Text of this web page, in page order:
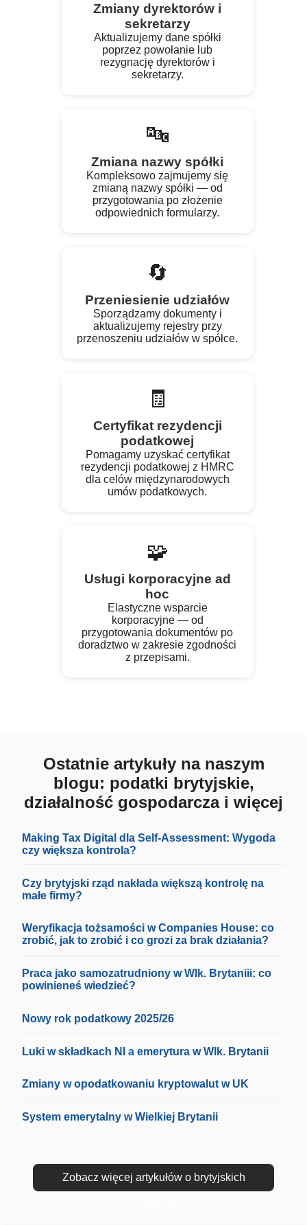
Zmiany dyrektorów i
sekretarzy
Aktualizujemy dane spółki
poprzez powołanie lub
rezygnację dyrektorów i
sekretarzy.
🔤
Zmiana nazwy spółki
Kompleksowo zajmujemy się
zmianą nazwy spółki — od
przygotowania po złożenie
odpowiednich formularzy.
🔄
Przeniesienie udziałów
Sporządzamy dokumenty i
aktualizujemy rejestry przy
przenoszeniu udziałów w spółce.
🧾
Certyfikat rezydencji
podatkowej
Pomagamy uzyskać certyfikat
rezydencji podatkowej z HMRC
dla celów międzynarodowych
umów podatkowych.
🧩
Usługi korporacyjne ad
hoc
Elastyczne wsparcie
korporacyjne — od
przygotowania dokumentów po
doradztwo w zakresie zgodności
z przepisami.
Ostatnie artykuły na naszym
blogu: podatki brytyjskie,
działalność gospodarcza i więcej
Making Tax Digital dla Self-Assessment: Wygoda
czy większa kontrola?
Czy brytyjski rząd nakłada większą kontrolę na
małe firmy?
Weryfikacja tożsamości w Companies House: co
zrobić, jak to zrobić i co grozi za brak działania?
Praca jako samozatrudniony w Wlk. Brytaniii: co
powinieneś wiedzieć?
Nowy rok podatkowy 2025/26
Luki w składkach NI a emerytura w Wlk. Brytanii
Zmiany w opodatkowaniu kryptowalut w UK
System emerytalny w Wielkiej Brytanii
Zobacz więcej artykułów o brytyjskich